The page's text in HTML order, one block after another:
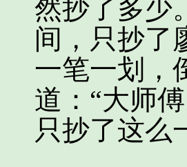
然抄了多少
间，只抄了
一笔一划，
道：“大师
只抄了这么